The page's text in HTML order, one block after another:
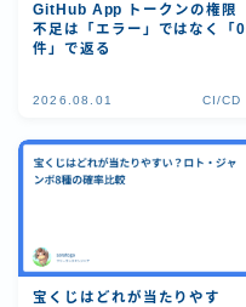
GitHub App トークンの権限
不足は「エラー」ではなく「0
件」で返る
2026.08.01 CI/CD
宝くじはどれが当たりやす